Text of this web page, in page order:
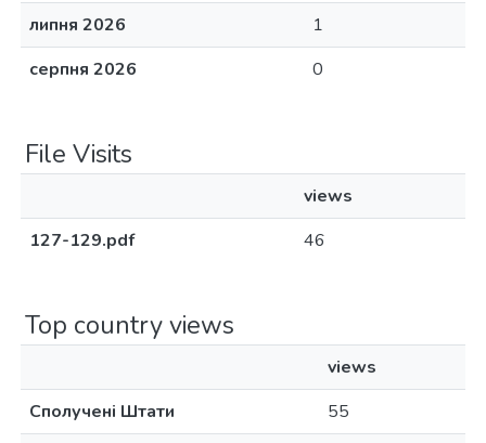
липня 2026
1
серпня 2026
0
File Visits
views
127-129.pdf
46
Top country views
views
Сполучені Штати
55